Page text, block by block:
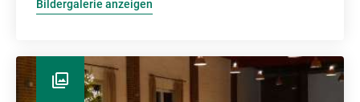
Bildergalerie anzeigen